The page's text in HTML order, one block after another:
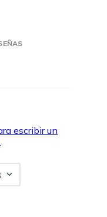
escribir un